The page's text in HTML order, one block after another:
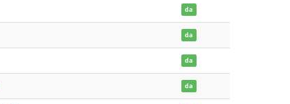
da
da
da
da